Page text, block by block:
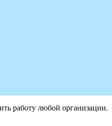
работу любой организации.